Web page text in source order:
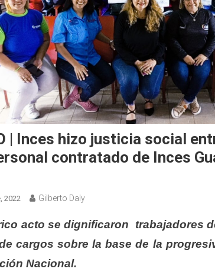
| Inces hizo justicia social
contratado de Inces
2022 Gilberto Daly
acto se dignificaron trabajadores
cargos sobre la base de la
Nacional.